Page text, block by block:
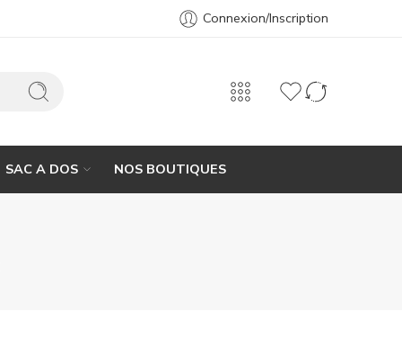
Connexion/Inscription
SAC A DOS NOS BOUTIQUES